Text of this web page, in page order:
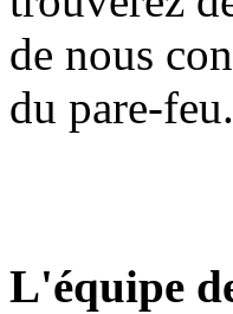
de nous
du pare-feu.
L'équipe